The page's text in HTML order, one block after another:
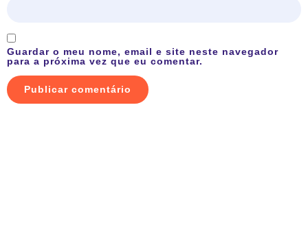
Guardar o meu nome, email e site neste navegador
para a próxima vez que eu comentar.